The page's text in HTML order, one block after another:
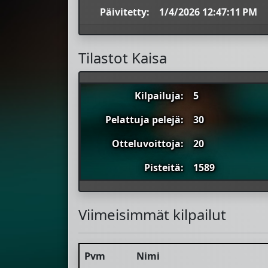
Päivitetty: 1/4/2026 12:47:11 PM
Tilastot Kaisa
Kilpailuja:
5
Pelattuja pelejä:
30
Otteluvoittoja:
20
Pisteitä:
1589
Viimeisimmät kilpailut
Pvm Nimi